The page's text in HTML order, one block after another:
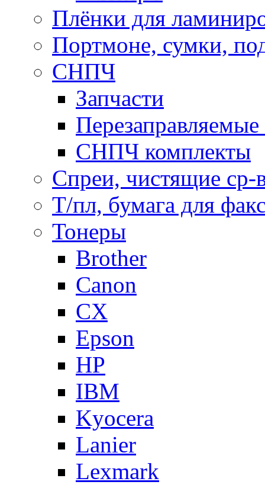
Плёнки для
Портмоне, сумки,
СНПЧ
Запчасти
Перезаправляемые
СНПЧ комплекты
Спреи, чистящие ср-
Т/пл, бумага для
Тонеры
Brother
Canon
CX
Epson
HP
IBM
Kyocera
Lanier
Lexmark